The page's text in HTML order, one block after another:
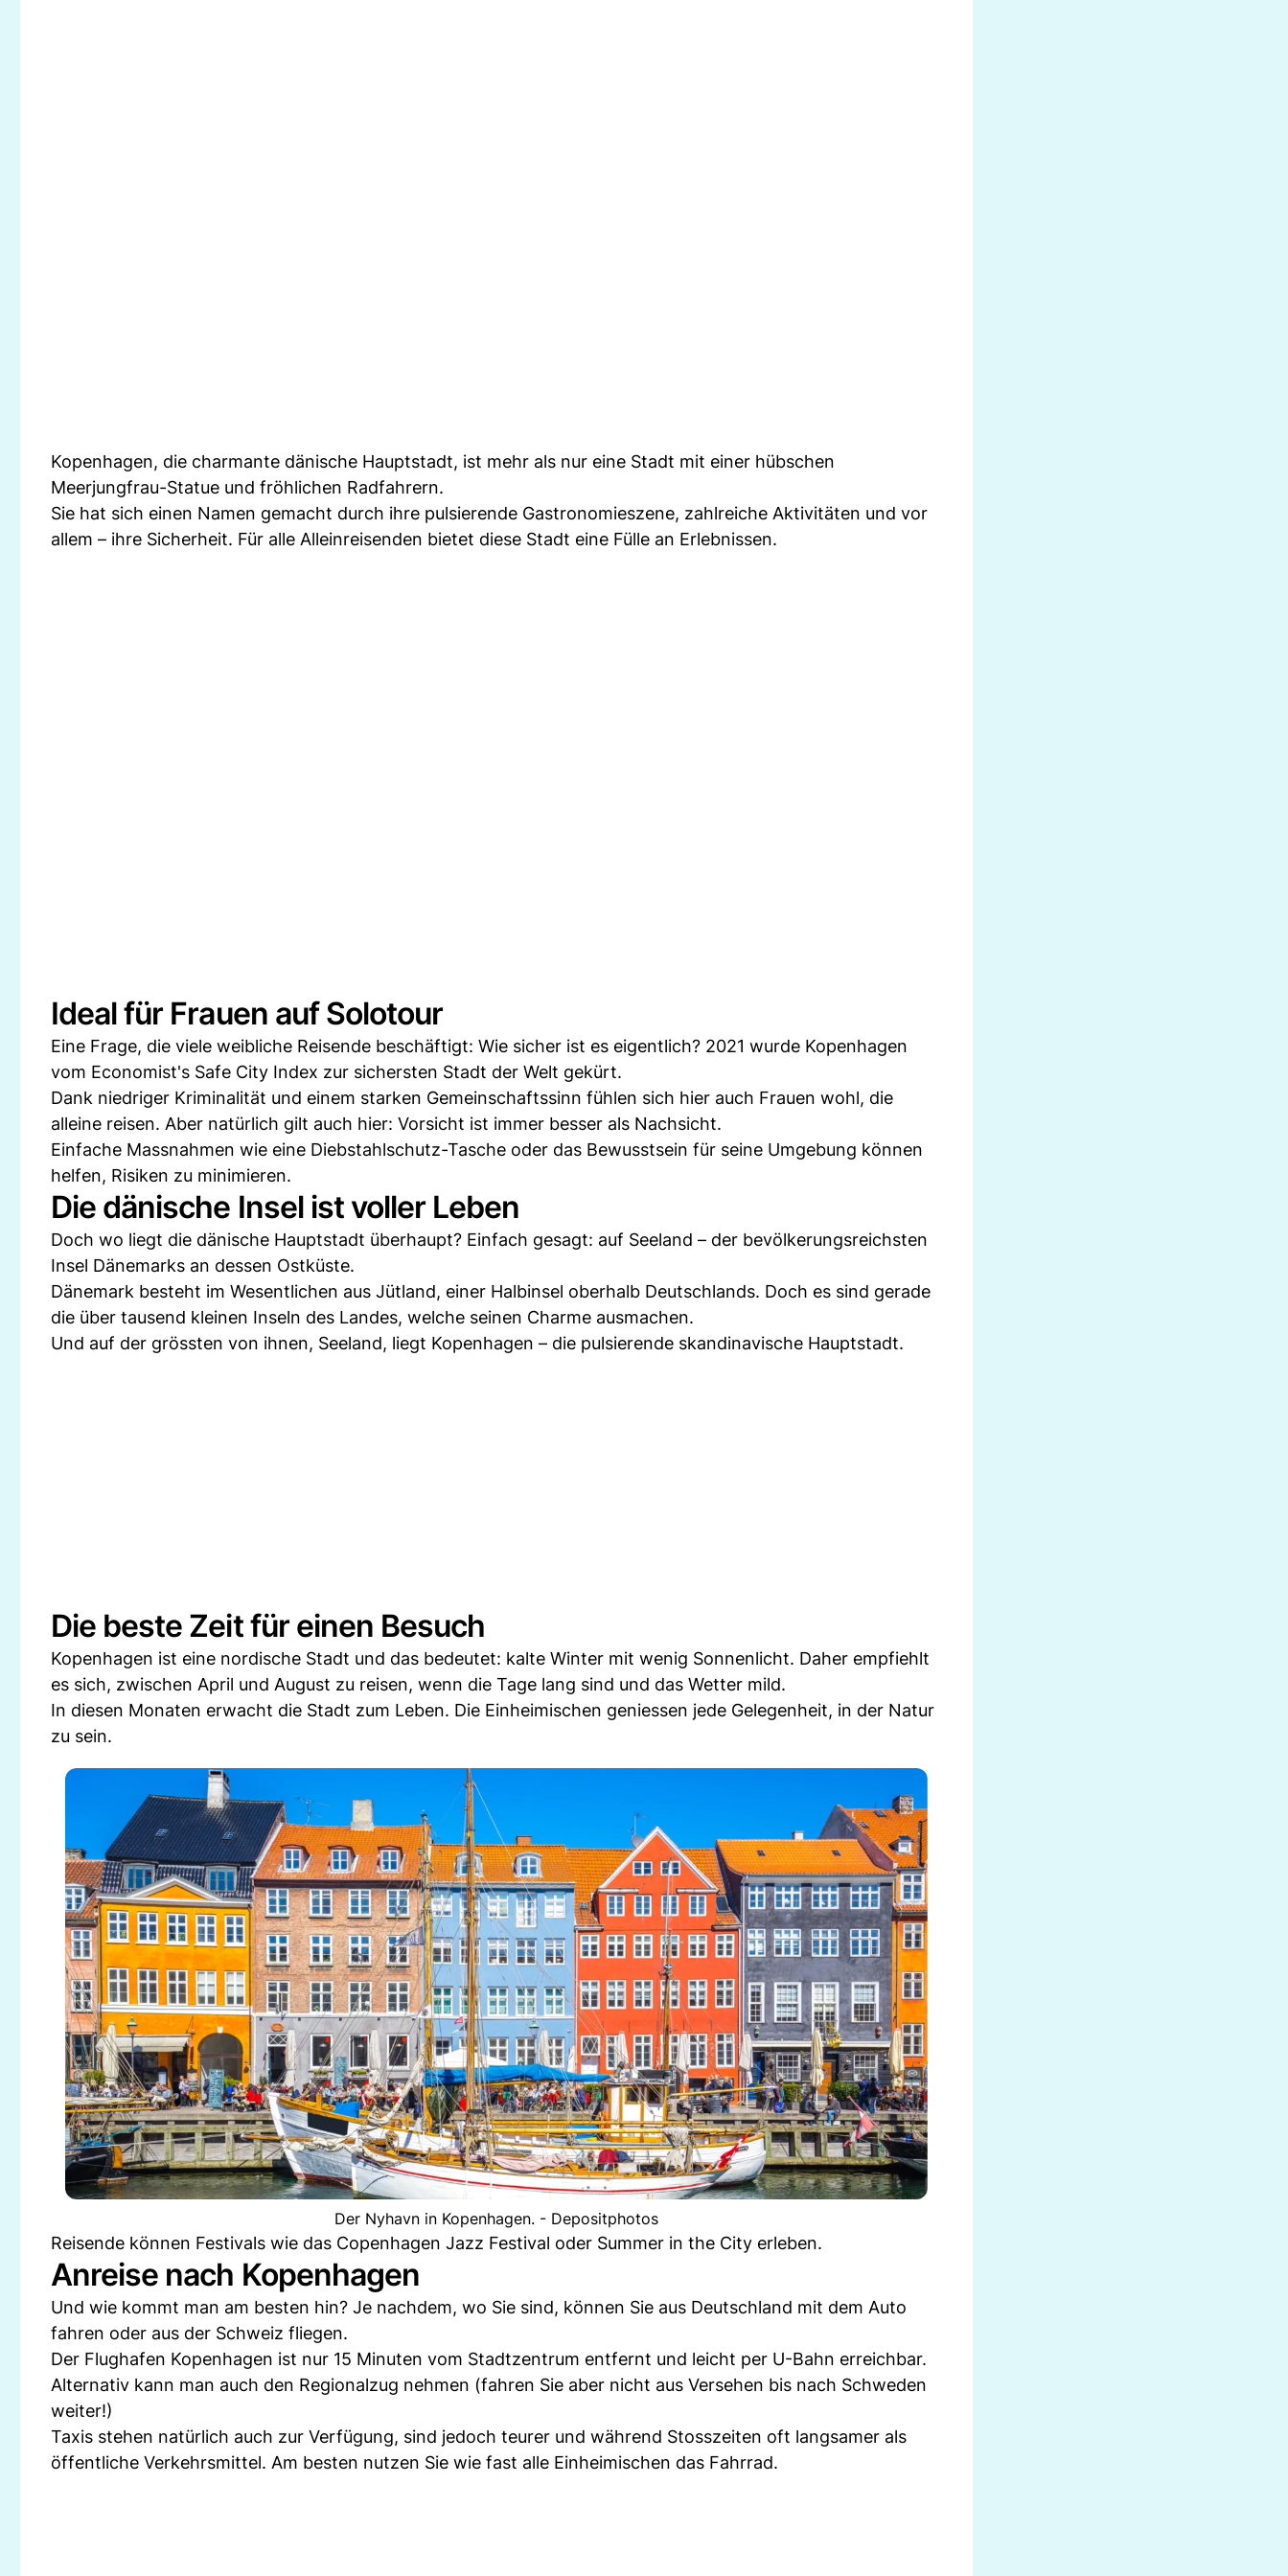
Kopenhagen, die charmante dänische Hauptstadt, ist mehr als nur eine Stadt mit einer hübschen
Meerjungfrau-Statue und fröhlichen Radfahrern.
Sie hat sich einen Namen gemacht durch ihre pulsierende Gastronomieszene, zahlreiche Aktivitäten und vor
allem – ihre Sicherheit. Für alle Alleinreisenden bietet diese Stadt eine Fülle an Erlebnissen.
Ideal für Frauen auf Solotour
Eine Frage, die viele weibliche Reisende beschäftigt: Wie sicher ist es eigentlich? 2021 wurde Kopenhagen
vom Economist's Safe City Index zur sichersten Stadt der Welt gekürt.
Dank niedriger Kriminalität und einem starken Gemeinschaftssinn fühlen sich hier auch Frauen wohl, die
alleine reisen. Aber natürlich gilt auch hier: Vorsicht ist immer besser als Nachsicht.
Einfache Massnahmen wie eine Diebstahlschutz-Tasche oder das Bewusstsein für seine Umgebung können
helfen, Risiken zu minimieren.
Die dänische Insel ist voller Leben
Doch wo liegt die dänische Hauptstadt überhaupt? Einfach gesagt: auf Seeland – der bevölkerungsreichsten
Insel Dänemarks an dessen Ostküste.
Dänemark besteht im Wesentlichen aus Jütland, einer Halbinsel oberhalb Deutschlands. Doch es sind gerade
die über tausend kleinen Inseln des Landes, welche seinen Charme ausmachen.
Und auf der grössten von ihnen, Seeland, liegt Kopenhagen – die pulsierende skandinavische Hauptstadt.
Die beste Zeit für einen Besuch
Kopenhagen ist eine nordische Stadt und das bedeutet: kalte Winter mit wenig Sonnenlicht. Daher empfiehlt
es sich, zwischen April und August zu reisen, wenn die Tage lang sind und das Wetter mild.
In diesen Monaten erwacht die Stadt zum Leben. Die Einheimischen geniessen jede Gelegenheit, in der Natur
zu sein.
Der Nyhavn in Kopenhagen. - Depositphotos
Reisende können Festivals wie das Copenhagen Jazz Festival oder Summer in the City erleben.
Anreise nach Kopenhagen
Und wie kommt man am besten hin? Je nachdem, wo Sie sind, können Sie aus Deutschland mit dem Auto
fahren oder aus der Schweiz fliegen.
Der Flughafen Kopenhagen ist nur 15 Minuten vom Stadtzentrum entfernt und leicht per U-Bahn erreichbar.
Alternativ kann man auch den Regionalzug nehmen (fahren Sie aber nicht aus Versehen bis nach Schweden
weiter!)
Taxis stehen natürlich auch zur Verfügung, sind jedoch teurer und während Stosszeiten oft langsamer als
öffentliche Verkehrsmittel. Am besten nutzen Sie wie fast alle Einheimischen das Fahrrad.